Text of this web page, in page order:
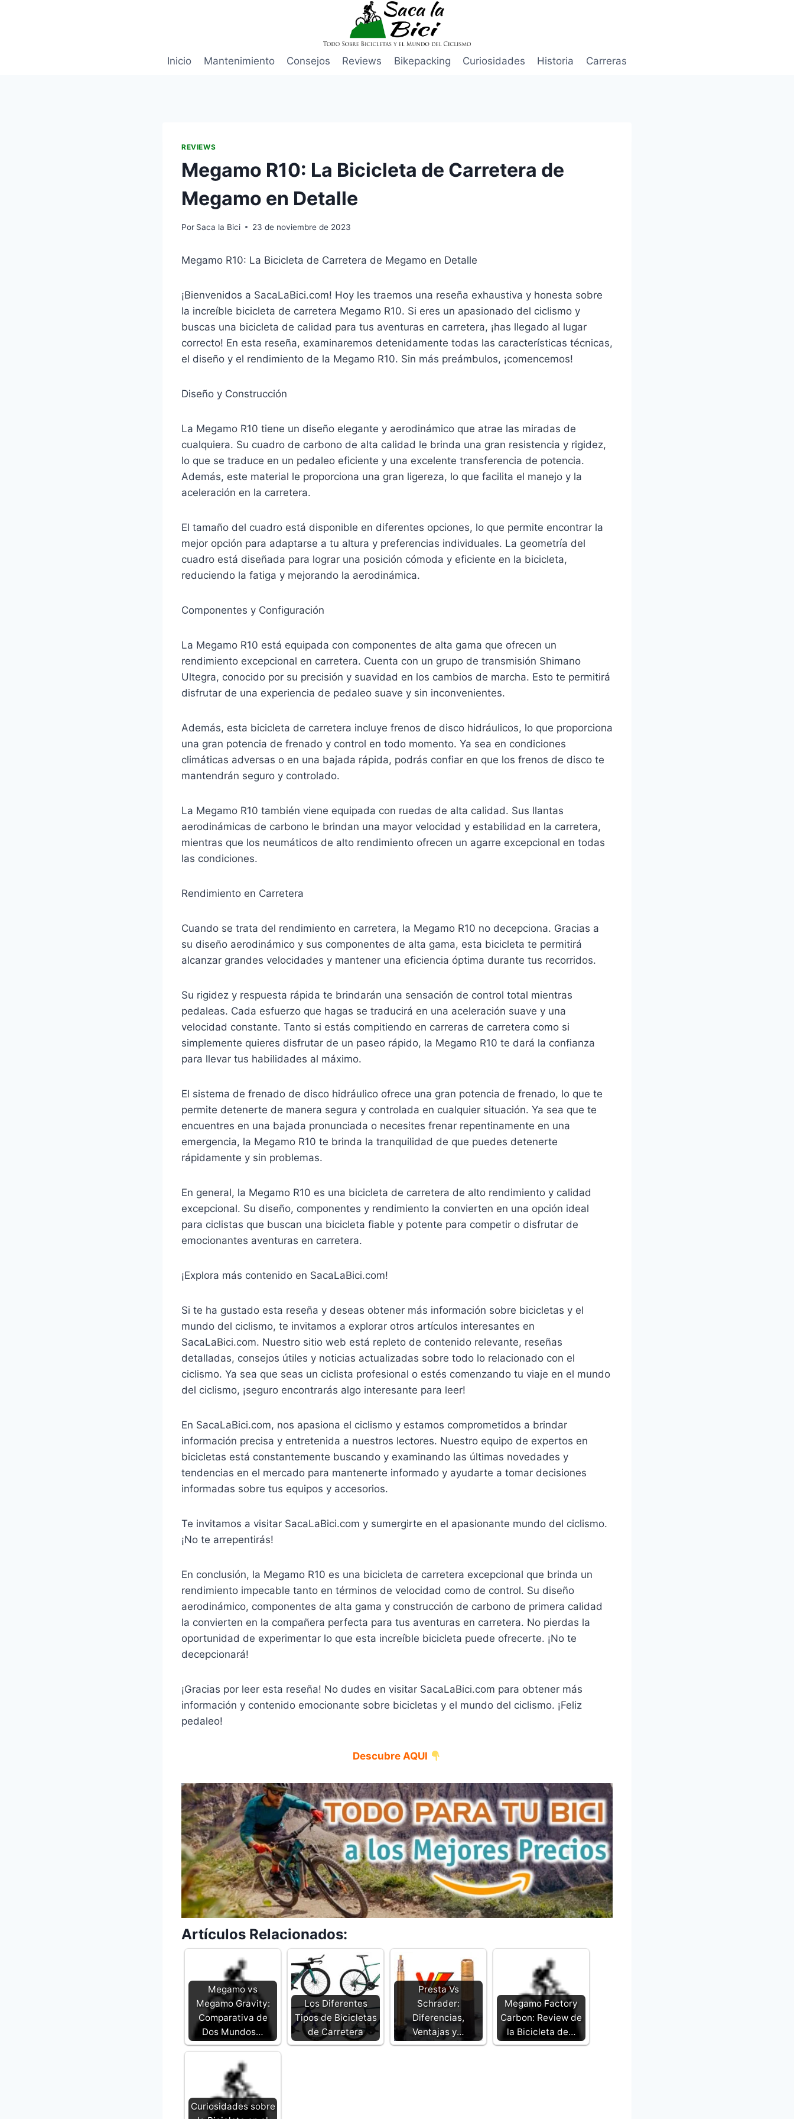
Inicio
Mantenimiento Consejos Reviews Bikepacking Curiosidades Historia Carreras
REVIEWS
Megamo R10: La Bicicleta de Carretera de
Megamo en Detalle
Por Saca la Bici 23 de noviembre de 2023
Megamo R10: La Bicicleta de Carretera de Megamo en Detalle
¡Bienvenidos a SacaLaBici.com! Hoy les traemos una reseña exhaustiva y honesta sobre
la increíble bicicleta de carretera Megamo R10. Si eres un apasionado del ciclismo y
buscas una bicicleta de calidad para tus aventuras en carretera, ¡has llegado al lugar
correcto! En esta reseña, examinaremos detenidamente todas las características técnicas,
el diseño y el rendimiento de la Megamo R10. Sin más preámbulos, ¡comencemos!
Diseño y Construcción
La Megamo R10 tiene un diseño elegante y aerodinámico que atrae las miradas de
cualquiera. Su cuadro de carbono de alta calidad le brinda una gran resistencia y rigidez,
lo que se traduce en un pedaleo eficiente y una excelente transferencia de potencia.
Además, este material le proporciona una gran ligereza, lo que facilita el manejo y la
aceleración en la carretera.
El tamaño del cuadro está disponible en diferentes opciones, lo que permite encontrar la
mejor opción para adaptarse a tu altura y preferencias individuales. La geometría del
cuadro está diseñada para lograr una posición cómoda y eficiente en la bicicleta,
reduciendo la fatiga y mejorando la aerodinámica.
Componentes y Configuración
La Megamo R10 está equipada con componentes de alta gama que ofrecen un
rendimiento excepcional en carretera. Cuenta con un grupo de transmisión Shimano
Ultegra, conocido por su precisión y suavidad en los cambios de marcha. Esto te permitirá
disfrutar de una experiencia de pedaleo suave y sin inconvenientes.
Además, esta bicicleta de carretera incluye frenos de disco hidráulicos, lo que proporciona
una gran potencia de frenado y control en todo momento. Ya sea en condiciones
climáticas adversas o en una bajada rápida, podrás confiar en que los frenos de disco te
mantendrán seguro y controlado.
La Megamo R10 también viene equipada con ruedas de alta calidad. Sus llantas
aerodinámicas de carbono le brindan una mayor velocidad y estabilidad en la carretera,
mientras que los neumáticos de alto rendimiento ofrecen un agarre excepcional en todas
las condiciones.
Rendimiento en Carretera
Cuando se trata del rendimiento en carretera, la Megamo R10 no decepciona. Gracias a
su diseño aerodinámico y sus componentes de alta gama, esta bicicleta te permitirá
alcanzar grandes velocidades y mantener una eficiencia óptima durante tus recorridos.
Su rigidez y respuesta rápida te brindarán una sensación de control total mientras
pedaleas. Cada esfuerzo que hagas se traducirá en una aceleración suave y una
velocidad constante. Tanto si estás compitiendo en carreras de carretera como si
simplemente quieres disfrutar de un paseo rápido, la Megamo R10 te dará la confianza
para llevar tus habilidades al máximo.
El sistema de frenado de disco hidráulico ofrece una gran potencia de frenado, lo que te
permite detenerte de manera segura y controlada en cualquier situación. Ya sea que te
encuentres en una bajada pronunciada o necesites frenar repentinamente en una
emergencia, la Megamo R10 te brinda la tranquilidad de que puedes detenerte
rápidamente y sin problemas.
En general, la Megamo R10 es una bicicleta de carretera de alto rendimiento y calidad
excepcional. Su diseño, componentes y rendimiento la convierten en una opción ideal
para ciclistas que buscan una bicicleta fiable y potente para competir o disfrutar de
emocionantes aventuras en carretera.
¡Explora más contenido en SacaLaBici.com!
Si te ha gustado esta reseña y deseas obtener más información sobre bicicletas y el
mundo del ciclismo, te invitamos a explorar otros artículos interesantes en
SacaLaBici.com. Nuestro sitio web está repleto de contenido relevante, reseñas
detalladas, consejos útiles y noticias actualizadas sobre todo lo relacionado con el
ciclismo. Ya sea que seas un ciclista profesional o estés comenzando tu viaje en el mundo
del ciclismo, ¡seguro encontrarás algo interesante para leer!
En SacaLaBici.com, nos apasiona el ciclismo y estamos comprometidos a brindar
información precisa y entretenida a nuestros lectores. Nuestro equipo de expertos en
bicicletas está constantemente buscando y examinando las últimas novedades y
tendencias en el mercado para mantenerte informado y ayudarte a tomar decisiones
informadas sobre tus equipos y accesorios.
Te invitamos a visitar SacaLaBici.com y sumergirte en el apasionante mundo del ciclismo.
¡No te arrepentirás!
En conclusión, la Megamo R10 es una bicicleta de carretera excepcional que brinda un
rendimiento impecable tanto en términos de velocidad como de control. Su diseño
aerodinámico, componentes de alta gama y construcción de carbono de primera calidad
la convierten en la compañera perfecta para tus aventuras en carretera. No pierdas la
oportunidad de experimentar lo que esta increíble bicicleta puede ofrecerte. ¡No te
decepcionará!
¡Gracias por leer esta reseña! No dudes en visitar SacaLaBici.com para obtener más
información y contenido emocionante sobre bicicletas y el mundo del ciclismo. ¡Feliz
pedaleo!
Descubre AQUI
Artículos Relacionados:
Megamo vs
Megamo Gravity:
Comparativa de
Dos Mundos…
Los Diferentes
Tipos de Bicicletas
de Carretera
Presta Vs
Schrader:
Diferencias,
Ventajas y…
Megamo Factory
Carbon: Review de
la Bicicleta de…
Curiosidades sobre